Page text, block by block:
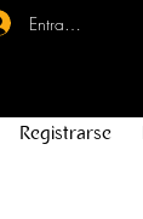
Entrar - Registro
Registrarse